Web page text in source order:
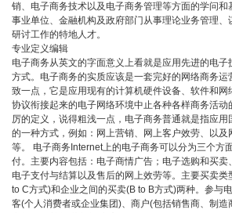
销、电子商务技术以及电子商务管理等方面的学问和
事业单位、金融机构及政府部门从事理论业务管理、
研讨工作的特地人才。
专业定义编辑
电子商务从英文的字面意义上看就是应用先进的电子
方式。电子商务的实质应该是一套完好的网络商务运
致一点，它是应用现有的计算机硬件设备、软件和网
协议衔接起来的电子网络环境中止各种各样商务活
厉的定义，说得粗浅一点，电子商务普通就是指应用
的一种方式，例如：网上营销、网上客户效劳、以及
等。 电子商务Internet上的电子商务可以分为三个方
付。主要内容包括：电子商情广告；电子选购和买卖
电子支付与结算以及售后的网上效劳等。主要买卖
to C方式)和企业之间的买卖(B to B方式)两种。参与
客(个人消费者或企业集团)、商户(包括销售商、制